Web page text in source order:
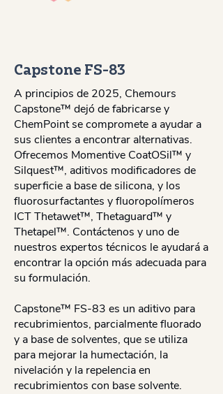
Capstone FS-83
A principios de 2025, Chemours
Capstone™ dejó de fabricarse y
ChemPoint se compromete a ayudar a
sus clientes a encontrar alternativas.
Ofrecemos Momentive CoatOSil™ y
Silquest™, aditivos modificadores de
superficie a base de silicona, y los
fluorosurfactantes y fluoropolímeros
ICT Thetawet™, Thetaguard™ y
Thetapel™. Contáctenos y uno de
nuestros expertos técnicos le ayudará a
encontrar la opción más adecuada para
su formulación.
Capstone™ FS-83 es ​​un aditivo para
recubrimientos, parcialmente fluorado
y a base de solventes, que se utiliza
para mejorar la humectación, la
nivelación y la repelencia en
recubrimientos con base solvente.